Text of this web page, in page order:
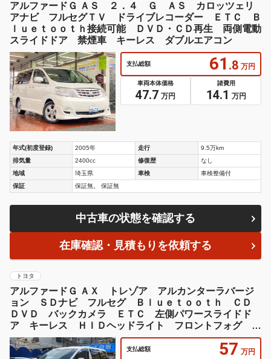
アルファードＧ ＡＳ ２．４ Ｇ ＡＳ カロッツェリ
アナビ フルセグＴＶ ドライブレコーダー ＥＴＣ Ｂ
ｌｕｅｔｏｏｔｈ接続可能 ＤＶＤ・ＣＤ再生 両側電動
スライドドア 禁煙車 キーレス ダブルエアコン
支払総額 61 .8 万円
車両本体価格
47.7 万円
諸費用
14.1 万円
年式(初度登録) 2005年 走行
9.5万km
排気量
2400cc 修復歴
なし
地域
埼玉県 車検
車検整備付
保証
保証無。 保証無
中古車の状態を確認する
在庫確認・見積もりを依頼する
トヨタ
アルファードＧ ＡＸ トレゾア アルカンターラバージ
ョン ＳＤナビ フルセグ Ｂｌｕｅｔｏｏｔｈ ＣＤ
ＤＶＤ バックカメラ ＥＴＣ 左側パワースライドド
ア キーレス ＨＩＤヘッドライト フロントフォグ オ
ートライト 社外アルミホイール
支払総額 57 万円